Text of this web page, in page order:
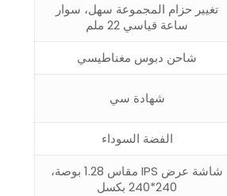
تغيير حزام المجموعة سهل، سوار
ساعة قياسي 22 ملم
شاحن دبوس مغناطيسي
شهادة سي
الفضة السوداء
شاشة عرض IPS مقاس 1.28 بوصة،
240*240 بكسل